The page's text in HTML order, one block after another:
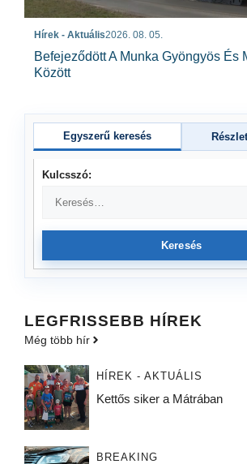
Hírek - Aktuális2026. 08. 05.
Befejeződött A Munka Gyöngyös És
Között
Egyszerű keresés
Kulcsszó:
Keresés
LEGFRISSEBB HÍREK
Még több hír
HÍREK - AKTUÁLIS
Kettős siker a Mátrában
BREAKING